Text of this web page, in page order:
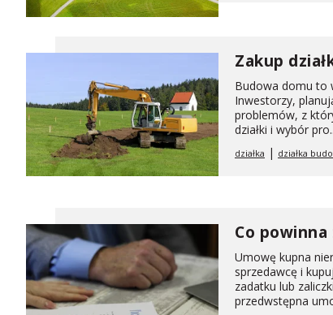
Zakup
Budowa domu to
Inwestorzy,
problemów, z
działki i wybór
działka | działka
Co
Umowę kupna
sprzedawcę i
zadatku lub
przedwstępna